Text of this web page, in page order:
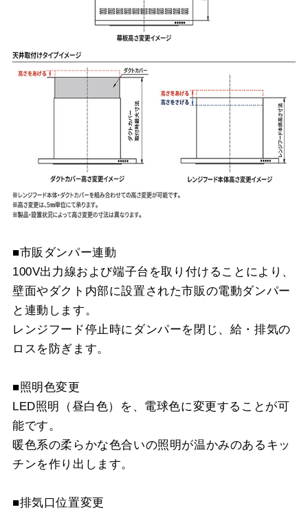
■市販ダンパー連動
100V出力線および端子台を取り付けることにより、
壁面やダクト内部に設置された市販の電動ダンパー
と連動します。
レンジフード停止時にダンパーを閉じ、給・排気の
ロスを防ぎます。
■照明色変更
LED照明（昼白色）を、電球色に変更することが可
能です。
暖色系の柔らかな色合いの照明が温かみのあるキッ
チンを作り出します。
■排気口位置変更